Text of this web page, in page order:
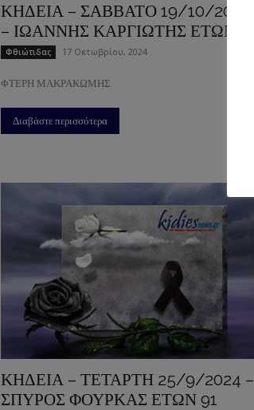
ΚΗΔΕΙΑ – ΣΑΒΒΑΤΟ 19/10/2024
– ΙΩΑΝΝΗΣ ΚΑΡΓΙΩΤΗΣ ΕΤΩΝ 87
Φθιώτιδας 17 Οκτωβρίου, 2024
ΦΤΕΡΗ ΜΑΚΡΑΚΩΜΗΣ
Διαβάστε περισσότερα
ΚΗΔΕΙΑ – ΤΕΤΑΡΤΗ 25/9/2024 –
ΣΠΥΡΟΣ ΦΟΥΡΚΑΣ ΕΤΩΝ 91